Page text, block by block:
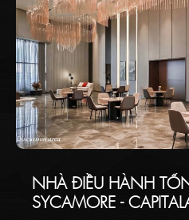
NHÀ ĐIỀU HÀNH
SYCAMORE -